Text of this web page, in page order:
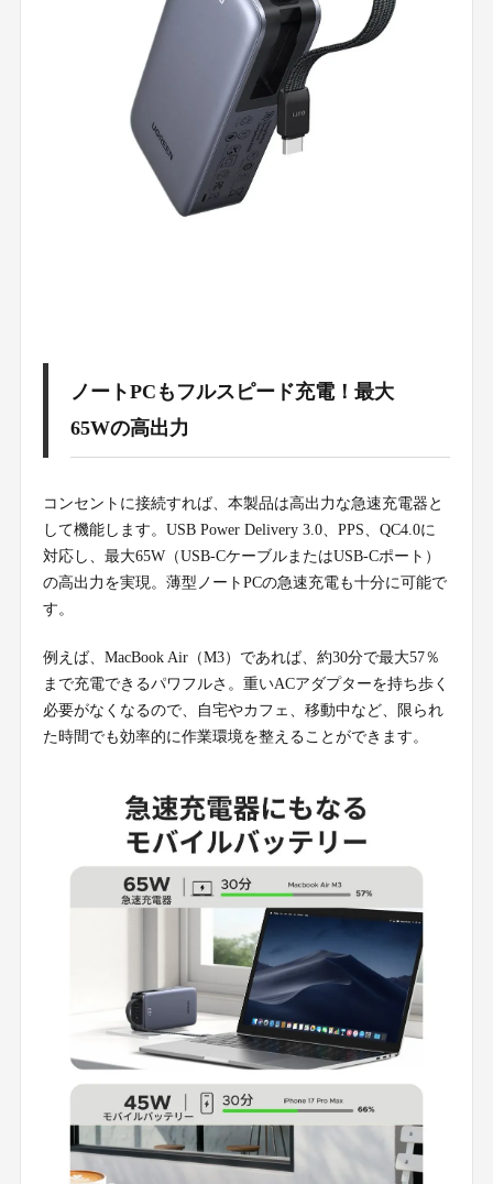
ノートPCもフルスピード充電！最大
65Wの高出力
コンセントに接続すれば、本製品は高出力な急速充電器と
して機能します。USB Power Delivery 3.0、PPS、QC4.0に
対応し、最大65W（USB-CケーブルまたはUSB-Cポート）
の高出力を実現。薄型ノートPCの急速充電も十分に可能で
す。
例えば、MacBook Air（M3）であれば、約30分で最大57％
まで充電できるパワフルさ。重いACアダプターを持ち歩く
必要がなくなるので、自宅やカフェ、移動中など、限られ
た時間でも効率的に作業環境を整えることができます。